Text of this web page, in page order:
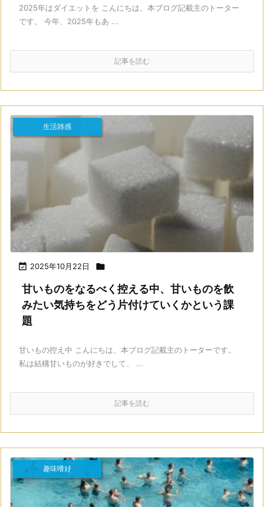
2025年はダイエットを こんにちは、本ブログ記載主のトーター
です。 今年、2025年もあ ...
記事を読む
 2025年10月22日 
生活雑感
甘いものをなるべく控える中、甘いものを飲
みたい気持ちをどう片付けていくかという課
題
甘いもの控え中 こんにちは、本ブログ記載主のトーターです。
私は結構甘いものが好きでして、 ...
記事を読む
趣味嗜好